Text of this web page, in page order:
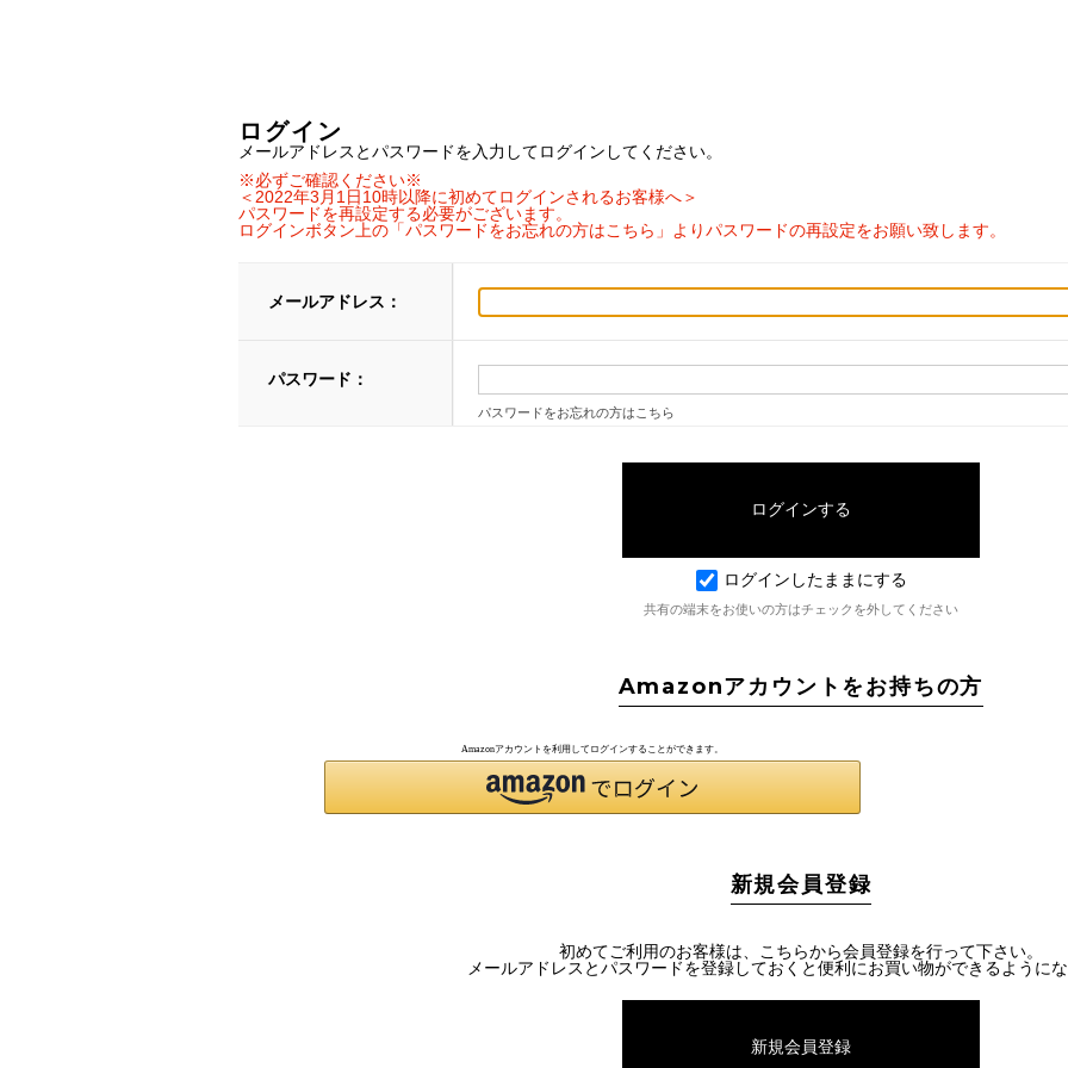
ログイン
メールアドレスとパスワードを入力してログインしてください。
※必ずご確認ください※
＜2022年3月1日10時以降に初めてログインされるお客様へ＞
パスワードを再設定する必要がございます。
ログインボタン上の「パスワードをお忘れの方はこちら」よりパスワードの再設定をお願い致します。
メールアドレス：
パスワード：
パスワードをお忘れの方はこちら
ログインしたままにする
共有の端末をお使いの方はチェックを外してください
Amazonアカウントをお持ちの方
Amazonアカウントを利用してログインすることができます。
新規会員登録
初めてご利用のお客様は、こちらから会員登録を行って下さい。
メールアドレスとパスワードを登録しておくと便利にお買い物ができるように